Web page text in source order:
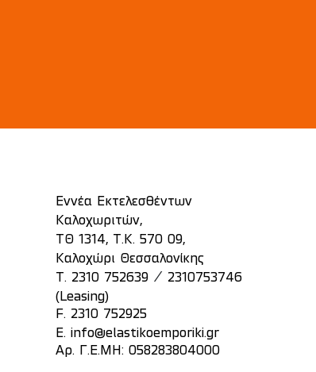
Εννέα Εκτελεσθέντων
Καλοχωριτών,
ΤΘ 1314, Τ.Κ. 570 09,
Καλοχώρι Θεσσαλονίκης
T. 2310 752639/
2310753746
(Leasing)
F. 2310 752925
E.
info@elastikoemporiki.gr
Αρ. Γ.Ε.ΜΗ: 058283804000